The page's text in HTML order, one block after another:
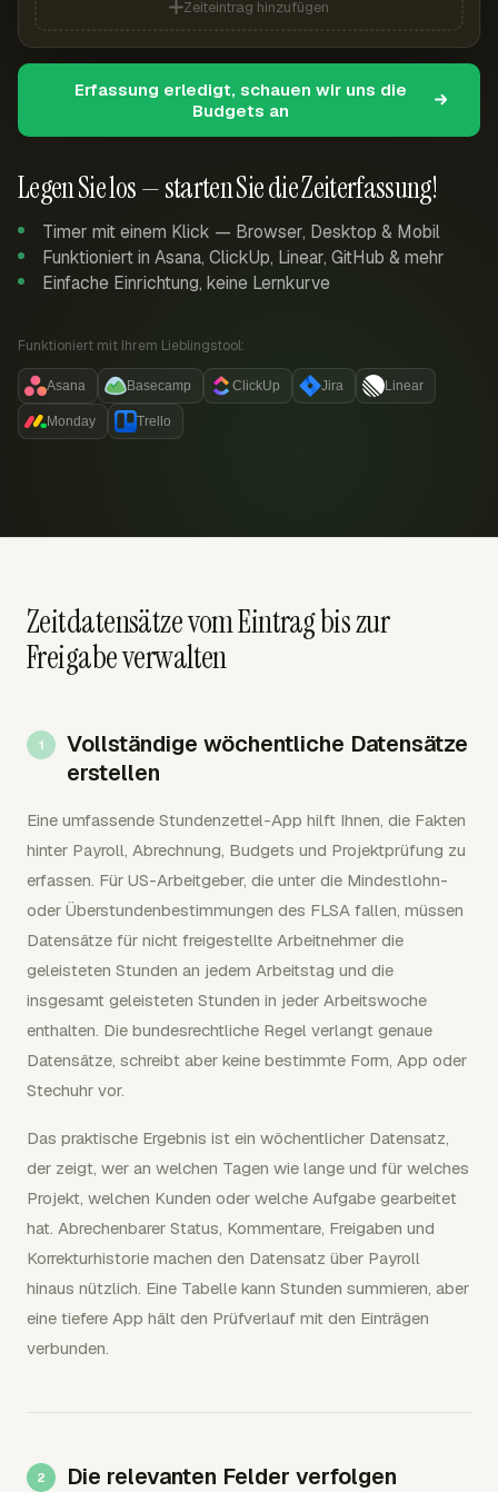
Legen Sie los — starten Sie die Zeiterfassung!
Timer mit einem Klick — Browser, Desktop & Mobil
Funktioniert in Asana, ClickUp, Linear, GitHub & mehr
Einfache Einrichtung, keine Lernkurve
Funktioniert mit Ihrem Lieblingstool:
Asana Basecamp ClickUp Jira Linear
Monday Trello
Zeiteintrag hinzufügen
Erfassung erledigt, schauen wir uns die
Budgets an
Zeitdatensätze vom Eintrag bis zur
Freigabe verwalten
Vollständige wöchentliche Datensätze
erstellen
Eine umfassende Stundenzettel-App hilft Ihnen, die Fakten
hinter Payroll, Abrechnung, Budgets und Projektprüfung zu
erfassen. Für US-Arbeitgeber, die unter die Mindestlohn-
oder Überstundenbestimmungen des FLSA fallen, müssen
Datensätze für nicht freigestellte Arbeitnehmer die
geleisteten Stunden an jedem Arbeitstag und die
insgesamt geleisteten Stunden in jeder Arbeitswoche
enthalten. Die bundesrechtliche Regel verlangt genaue
Datensätze, schreibt aber keine bestimmte Form, App oder
Stechuhr vor.
Das praktische Ergebnis ist ein wöchentlicher Datensatz,
der zeigt, wer an welchen Tagen wie lange und für welches
Projekt, welchen Kunden oder welche Aufgabe gearbeitet
hat. Abrechenbarer Status, Kommentare, Freigaben und
Korrekturhistorie machen den Datensatz über Payroll
hinaus nützlich. Eine Tabelle kann Stunden summieren, aber
eine tiefere App hält den Prüfverlauf mit den Einträgen
verbunden.
Die relevanten Felder verfolgen